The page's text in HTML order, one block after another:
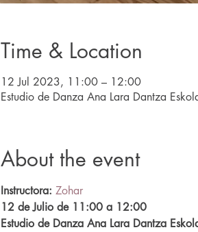
Time & Location
12 Jul 2023, 11:00 – 12:00
Estudio de Danza Ana Lara Dantza
About the event
Instructora: Zohar
12 de Julio de 11:00 a 12:00
Estudio de Danza Ana Lara Dantza